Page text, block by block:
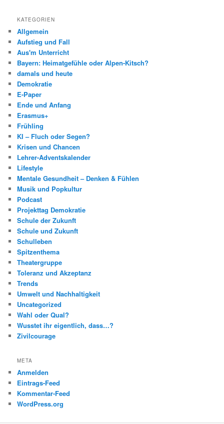
KATEGORIEN
Allgemein
Aufstieg und Fall
Aus'm Unterricht
Bayern: Heimatgefühle oder Alpen-Kitsch?
damals und heute
Demokratie
E-Paper
Ende und Anfang
Erasmus+
Frühling
KI – Fluch oder Segen?
Krisen und Chancen
Lehrer-Adventskalender
Lifestyle
Mentale Gesundheit – Denken & Fühlen
Musik und Popkultur
Podcast
Projekttag Demokratie
Schule der Zukunft
Schule und Zukunft
Schulleben
Spitzenthema
Theatergruppe
Toleranz und Akzeptanz
Trends
Umwelt und Nachhaltigkeit
Uncategorized
Wahl oder Qual?
Wusstet ihr eigentlich, dass…?
Zivilcourage
META
Anmelden
Eintrags-Feed
Kommentar-Feed
WordPress.org